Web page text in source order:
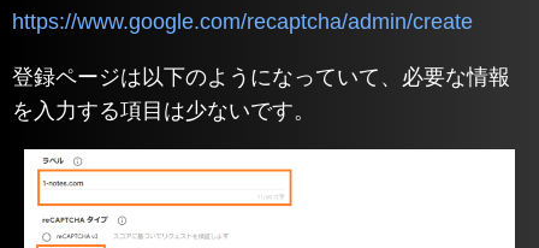
https://www.google.com/recaptcha/admin/create
登録ページは以下のようになっていて、必要な情報
を入力する項目は少ないです。